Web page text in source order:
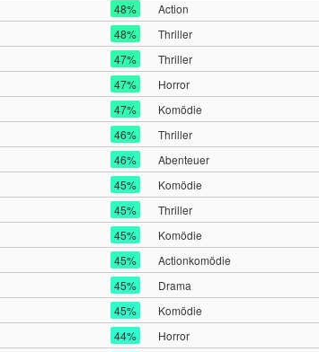
48% Action
48% Thriller
47% Thriller
47% Horror
47% Komödie
46% Thriller
46% Abenteuer
45% Komödie
45% Thriller
45% Komödie
45% Actionkomödie
45% Drama
45% Komödie
44% Horror